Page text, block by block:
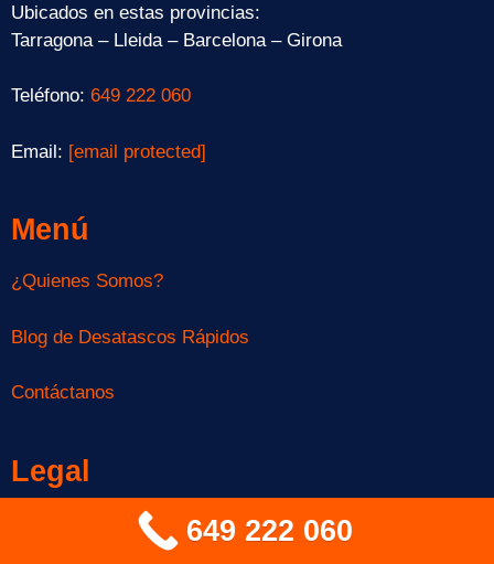
Ubicados en estas provincias:
Tarragona – Lleida – Barcelona – Girona
Teléfono: 649 222 060
Email: [email protected]
Menú
¿Quienes Somos?
Blog de Desatascos Rápidos
Contáctanos
Legal
649 222 060